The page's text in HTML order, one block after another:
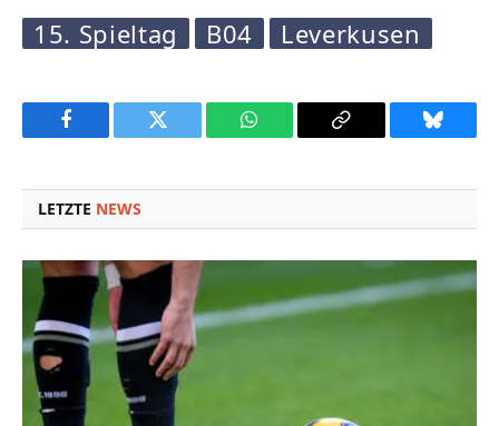
15. Spieltag B04 Leverkusen
Facebook Twitter WhatsApp Copy
Bluesky
LETZTE NEWS